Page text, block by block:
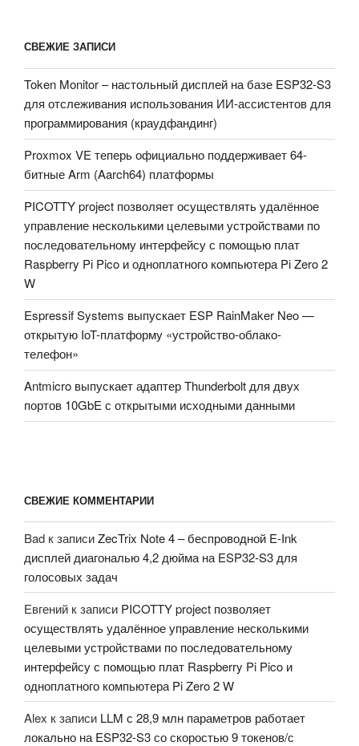
СВЕЖИЕ ЗАПИСИ
Token Monitor – настольный дисплей на базе ESP32-S3
для отслеживания использования ИИ-ассистентов для
программирования (краудфандинг)
Proxmox VE теперь официально поддерживает 64-
битные Arm (Aarch64) платформы
PICOTTY project позволяет осуществлять удалённое
управление несколькими целевыми устройствами по
последовательному интерфейсу с помощью плат
Raspberry Pi Pico и одноплатного компьютера Pi Zero 2
W
Espressif Systems выпускает ESP RainMaker Neo —
открытую IoT-платформу «устройство-облако-
телефон»
Antmicro выпускает адаптер Thunderbolt для двух
портов 10GbE с открытыми исходными данными
СВЕЖИЕ КОММЕНТАРИИ
Bad к записиZecTrix Note 4 – беспроводной E-Ink
дисплей диагональю 4,2 дюйма на ESP32-S3 для
голосовых задач
Евгений к записи PICOTTY project позволяет
осуществлять удалённое управление несколькими
целевыми устройствами по последовательному
интерфейсу с помощью плат Raspberry Pi Pico и
одноплатного компьютера Pi Zero 2 W
Alex к записи LLM с 28,9 млн параметров работает
локально на ESP32-S3 со скоростью 9 токенов/с